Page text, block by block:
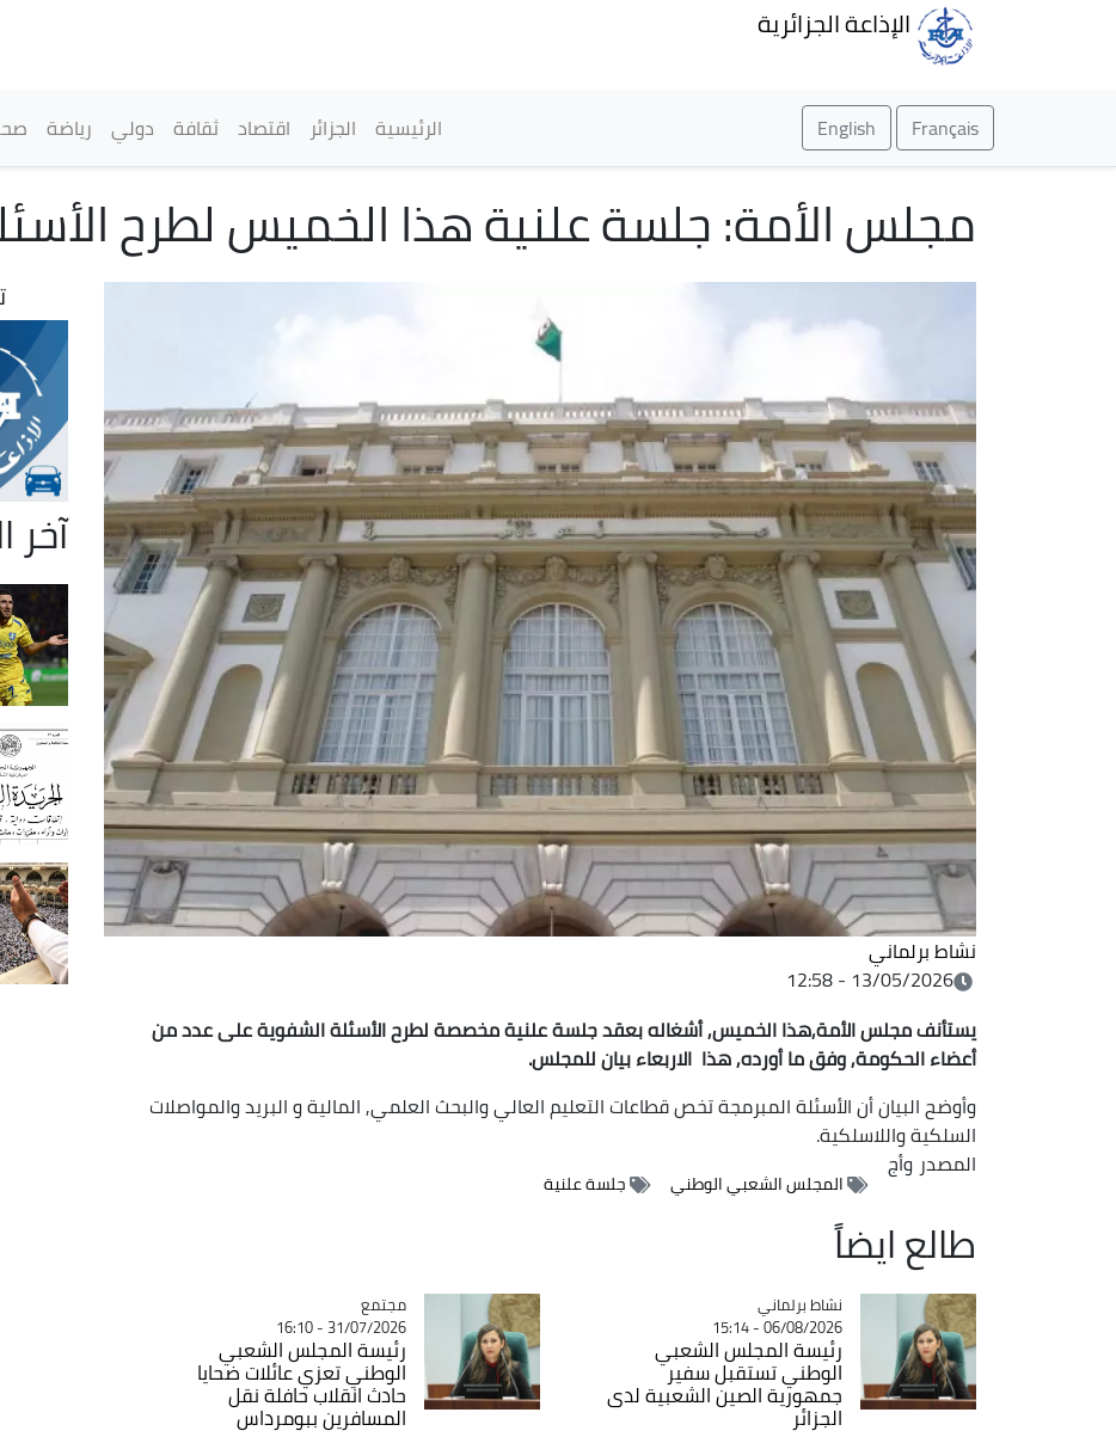
الإذاعة الجزائرية
Français
English القائمة الرئيسية
الرئيسية الجزائر اقتصاد ثقافة دولي رياضة
مجلس الأمة: جلسة علنية هذا الخميس لطرح
نشاط برلماني
13/05/2026 - 12:58
يستأنف مجلس الأمة,هذا الخميس, أشغاله بعقد جلسة علنية مخصصة لطرح الأسئلة الشفوية على عدد من
أعضاء الحكومة, وفق ما أورده, هذا الاربعاء بيان للمجلس.
وأوضح البيان أن الأسئلة المبرمجة تخص قطاعات التعليم العالي والبحث العلمي, المالية و البريد والمواصلات
السلكية واللاسلكية.
المصدر وأج
المجلس الشعبي الوطني جلسة علنية
طالع ايضاً
Catégorie
نشاط برلماني
06/08/2026 - 15:14
رئيسة المجلس الشعبي
الوطني تستقبل سفير
جمهورية الصين الشعبية لدى
الجزائر
Catégorie
مجتمع
31/07/2026 - 16:10
رئيسة المجلس الشعبي
الوطني تعزي عائلات ضحايا
حادث انقلاب حافلة نقل
المسافرين ببومرداس
آخر